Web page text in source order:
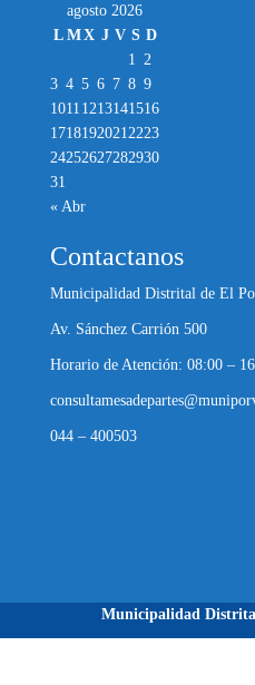
agosto 2026
L MX J V S D
1
2
3 4 5 6 7 8 9
1011 1213141516
1718192021 2223
24252627282930
31
« Abr
Contactanos
Municipalidad Distrital de El
Av. Sánchez Carrión 500
Horario de Atención: 08:00 –
044 – 400503
Municipalidad